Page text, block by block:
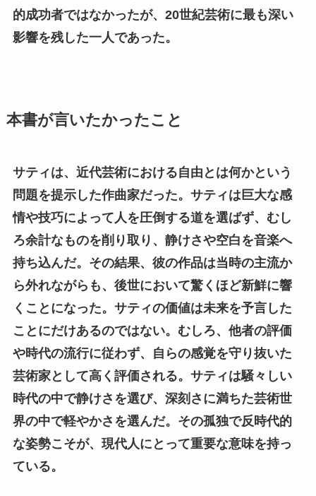
的成功者ではなかったが、20世紀芸術に最も深い
影響を残した一人であった。
本書が言いたかったこと
サティは、近代芸術における自由とは何かという
問題を提示した作曲家だった。サティは巨大な感
情や技巧によって人を圧倒する道を選ばず、むし
ろ余計なものを削り取り、静けさや空白を音楽へ
持ち込んだ。その結果、彼の作品は当時の主流か
ら外れながらも、後世において驚くほど新鮮に響
くことになった。サティの価値は未来を予言した
ことにだけあるのではない。むしろ、他者の評価
や時代の流行に従わず、自らの感覚を守り抜いた
芸術家として高く評価される。サティは騒々しい
時代の中で静けさを選び、深刻さに満ちた芸術世
界の中で軽やかさを選んだ。その孤独で反時代的
な姿勢こそが、現代人にとって重要な意味を持っ
ている。